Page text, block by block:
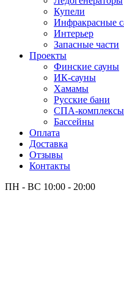
Купели
Инфракрасные
Интерьер
Запасные части
Проекты
Финские сауны
ИК-сауны
Хамамы
Русские бани
СПА-комплексы
Бассейны
Оплата
Доставка
Отзывы
Контакты
ПН - ВС 10:00 - 20:00